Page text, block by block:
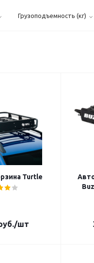
Грузоподъемность (кг)
Turtle
/шт